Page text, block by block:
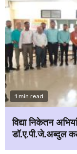
1 min read
विद्या निकेतन
डॉ.ए.पी.जे.अब्दुल